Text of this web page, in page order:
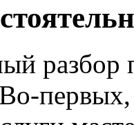
разбор
первых,